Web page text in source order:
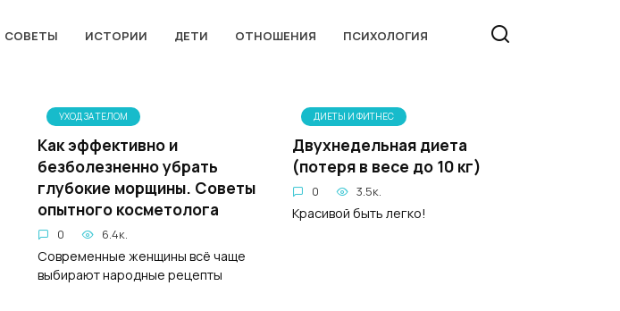
СОВЕТЫ ИСТОРИИ ДЕТИ ОТНОШЕНИЯ ПСИХОЛОГИЯ
УХОД ЗА ТЕЛОМ
Как эффективно и
безболезненно убрать
глубокие морщины. Советы
опытного косметолога
0 6.4к.
Современные женщины всё чаще
выбирают народные рецепты
ДИЕТЫ И ФИТНЕС
Двухнедельная диета
(потеря в весе до 10 кг)
0 3.5к.
Красивой быть легко!